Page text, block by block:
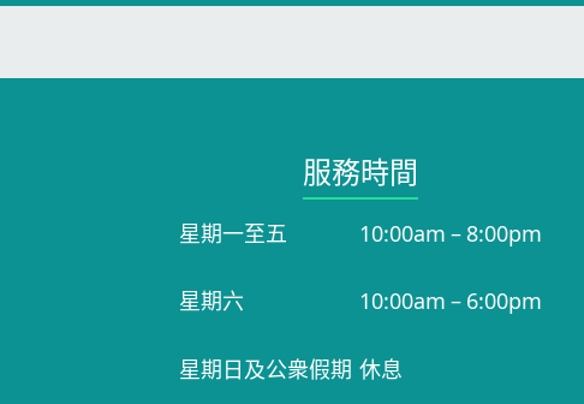
服務時間​
星期一至五 10:00am – 8:00pm
星期六 10:00am – 6:00pm
星期日及公衆假期 休息